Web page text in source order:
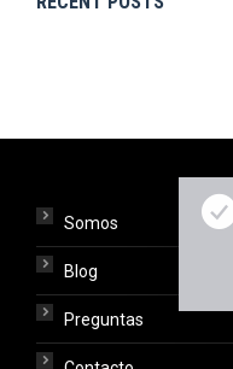
Somos
Blog
Preguntas